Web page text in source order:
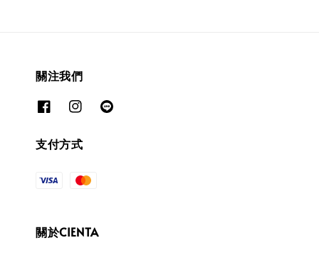
關注我們
支付方式
關於CIENTA